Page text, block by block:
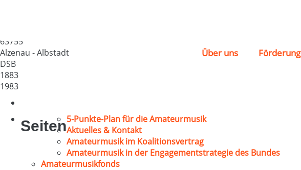
Über uns Förderung
63755
Alzenau - Albstadt
DSB
1883
1983
Seiten5-Punkte-Plan für die Amateurmusik
Aktuelles & Kontakt
Amateurmusik im Koalitionsvertrag
Amateurmusik in der Engagementstrategie des Bundes
Amateurmusikfonds